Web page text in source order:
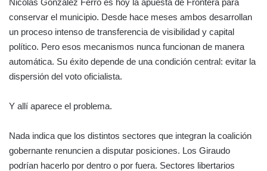
conservar el municipio. Desde hace meses ambos desarrollan
un proceso intenso de transferencia de visibilidad y capital
político. Pero esos mecanismos nunca funcionan de manera
automática. Su éxito depende de una condición central: evitar la
dispersión del voto oficialista.
Y allí aparece el problema.
Nada indica que los distintos sectores que integran la coalición
gobernante renuncien a disputar posiciones. Los Giraudo
podrían hacerlo por dentro o por fuera. Sectores libertarios